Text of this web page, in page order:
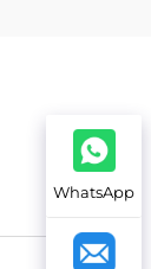
WhatsApp